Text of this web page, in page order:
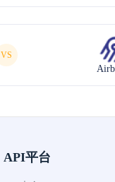
VS
API平台